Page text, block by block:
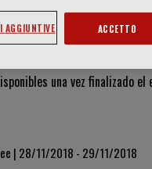
una vez finalizado el
| 28/11/2018 - 29/11/2018
AGGIUNTIVE ACCETTO